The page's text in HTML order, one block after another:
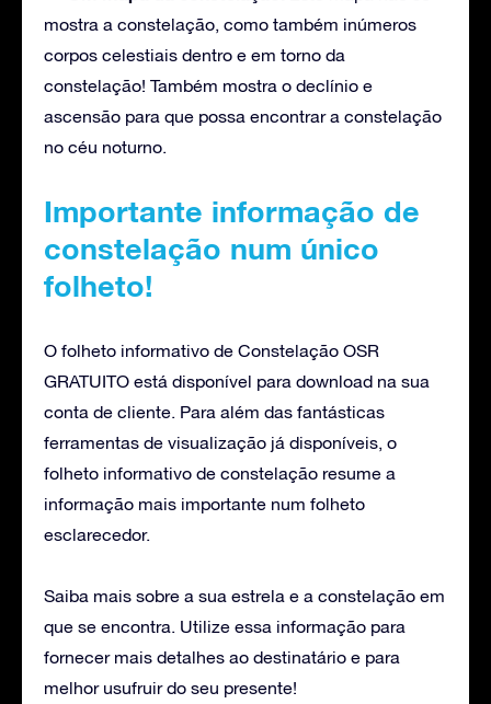
mostra a constelação, como também inúmeros
corpos celestiais dentro e em torno da
constelação! Também mostra o declínio e
ascensão para que possa encontrar a constelação
no céu noturno.
Importante informação de
constelação num único
folheto!
O folheto informativo de Constelação OSR
GRATUITO está disponível para download na sua
conta de cliente. Para além das fantásticas
ferramentas de visualização já disponíveis, o
folheto informativo de constelação resume a
informação mais importante num folheto
esclarecedor.
Saiba mais sobre a sua estrela e a constelação em
que se encontra. Utilize essa informação para
fornecer mais detalhes ao destinatário e para
melhor usufruir do seu presente!